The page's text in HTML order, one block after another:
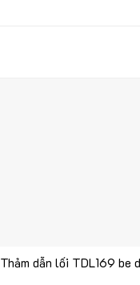
Thảm dẫn lối TDL169 be